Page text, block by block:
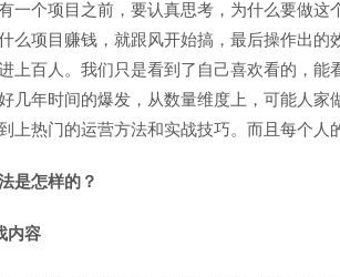
一个项目之前，要认真思考，为什么要做
么项目赚钱，就跟风开始搞，最后操作出
上百人。我们只是看到了自己喜欢看的，
几年时间的爆发，从数量维度上，可能人
上热门的运营方法和实战技巧。而且每个人
是怎样的？
内容